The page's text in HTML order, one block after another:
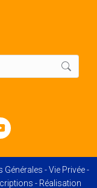
Générales -Vie Privée-
- Réalisation